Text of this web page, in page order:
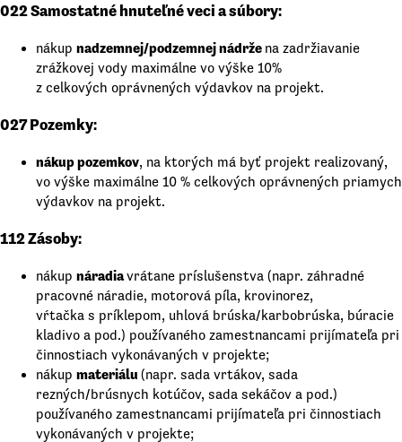
022 Samostatné hnuteľné veci a súbory:
nákup nadzemnej/podzemnej nádrže na zadržiavanie
zrážkovej vody maximálne vo výške 10%
z celkových oprávnených výdavkov na projekt.
027 Pozemky:
nákup pozemkov, na ktorých má byť projekt realizovaný,
vo výške maximálne 10 % celkových oprávnených priamych
výdavkov na projekt.
112Zásoby:
nákup náradiavrátane príslušenstva (napr. záhradné
pracovné náradie, motorová píla, krovinorez,
vŕtačka s príklepom, uhlová brúska/karbobrúska, búracie
kladivo a pod.) používaného zamestnancami prijímateľa pri
činnostiach vykonávaných v projekte;
nákup materiálu (napr. sada vrtákov, sada
rezných/brúsnych kotúčov, sada sekáčov a pod.)
používaného zamestnancami prijímateľa pri činnostiach
vykonávaných v projekte;